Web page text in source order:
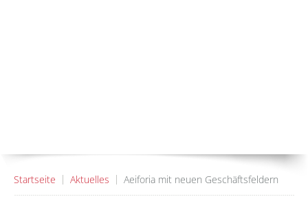
Startseite Aktuelles Aeiforia mit neuen Geschäftsfeldern